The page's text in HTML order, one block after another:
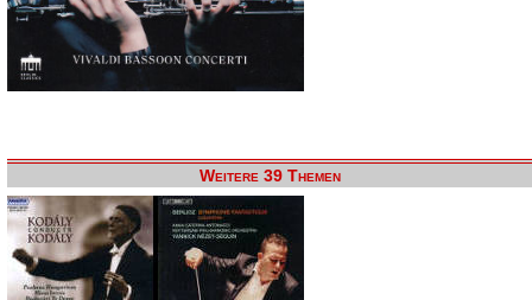
Weitere 39 Themen